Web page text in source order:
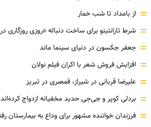
= از بامداد تا شب خمار
= شرط تارانتینو برای ساخت دنباله «روزی روزگاری
= جعفر جکسون در دنیای سینما ماند
= افزایش فروش شعر با اکران فیلم نولان
= علیرضا قربانی در شیراز، قمصری در تبریز
= بردلی کوپر و جی‌جی حدید مخفیانه ازدواج
= فرزندان خواننده مشهور برای وداع به بیمارستان